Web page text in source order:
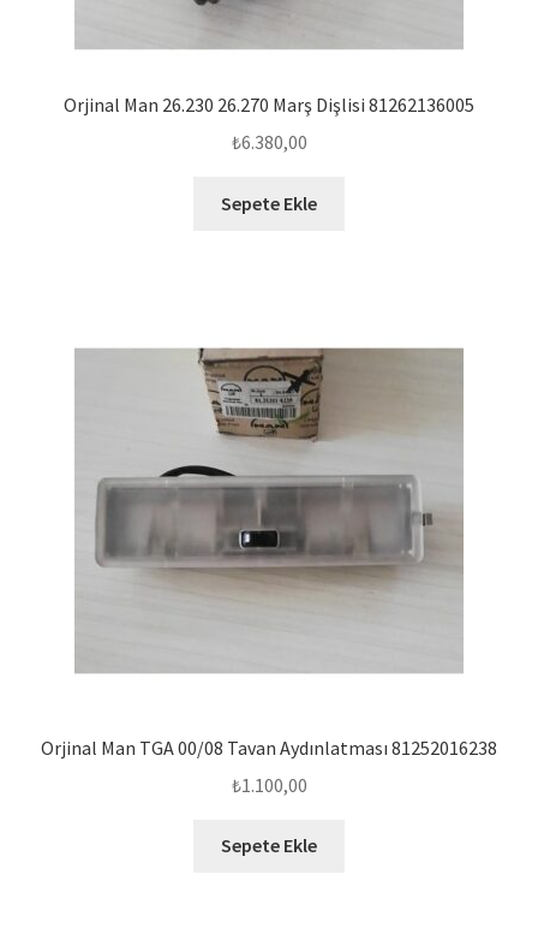
Orjinal Man 26.230 26.270 Marş Dişlisi 81262136005
₺6.380,00
Sepete Ekle
Orjinal Man TGA 00/08 Tavan Aydınlatması 81252016238
₺1.100,00
Sepete Ekle